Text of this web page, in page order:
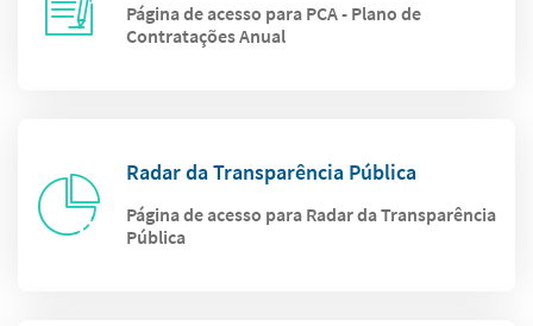
Página de acesso para PCA - Plano de
Contratações Anual
Radar da Transparência Pública
Página de acesso para Radar da Transparência
Pública